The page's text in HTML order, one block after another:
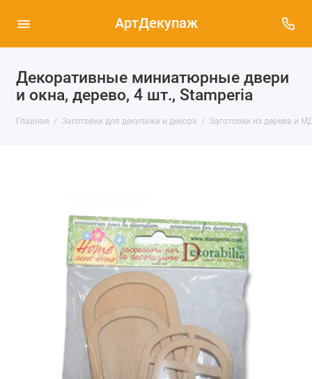
АртДекупаж
Декоративные миниатюрные двери
и окна, дерево, 4 шт., Stamperia
Главная Заготовки для декупажа и декора Заготовки из дерева и